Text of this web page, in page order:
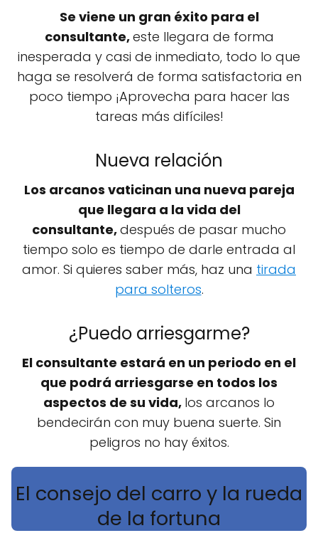
Se viene un gran éxito para el
consultante,este llegara de forma
inesperada y casi de inmediato, todo lo que
haga se resolverá de forma satisfactoria en
poco tiempo ¡Aprovecha para hacer las
tareas más difíciles!
Nueva relación
Los arcanos vaticinan una nueva pareja
que llegara a la vida del
consultante,después de pasar mucho
tiempo solo es tiempo de darle entrada al
amor. Si quieres saber más, haz una tirada
para solteros.
¿Puedo arriesgarme?
El consultante estará en un periodo en el
que podrá arriesgarse en todos los
aspectos de su vida, los arcanos lo
bendecirán con muy buena suerte. Sin
peligros no hay éxitos.
El consejo del carro y la rueda
de la fortuna